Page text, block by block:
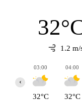
1.2 m/
03:00
32°C
04:00
32°C
‹